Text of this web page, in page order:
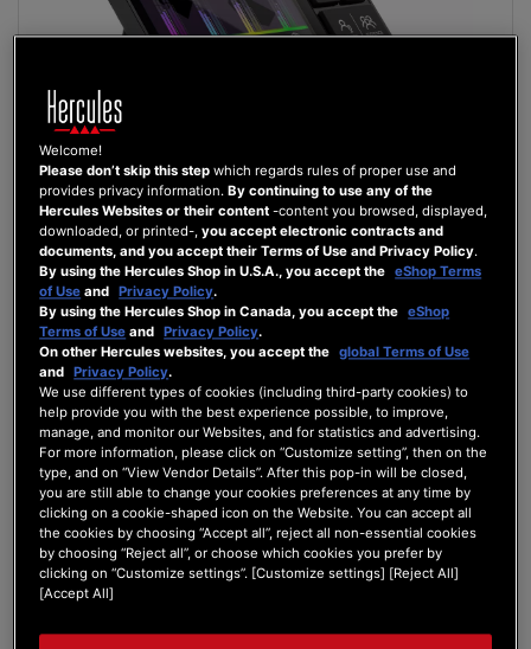
STREAM 200 XLR
229,99 €
AJOUTER AU PANIER
AJOUTER
AUX
FAVORIS
VOIR
Welcome!
Please don’t skip this step which regards rules of proper use and
provides privacy information.By continuing to use any of the
Hercules Websites or their content -content you browsed, displayed,
downloaded, or printed-,you accept electronic contracts and
documents, and you accept their Terms of Use and Privacy Policy.
By using the Hercules Shop in U.S.A., you accept the eShop Terms
of Use and Privacy Policy.
By using the Hercules Shop in Canada, you accept the eShop
Terms of Use and Privacy Policy.
On other Hercules websites, you accept the global Terms of Use
and Privacy Policy.
We use different types of cookies (including third-party cookies) to
help provide you with the best experience possible, to improve,
manage, and monitor our Websites, and for statistics and advertising.
For more information, please click on “Customize setting”, then on the
type, and on “View Vendor Details”. After this pop-in will be closed,
you are still able to change your cookies preferences at any time by
clicking on a cookie-shaped icon on the Website. You can accept all
the cookies by choosing “Accept all”, reject all non-essential cookies
by choosing “Reject all”, or choose which cookies you prefer by
clicking on “Customize settings”. [Customize settings] [Reject All]
[Accept All]